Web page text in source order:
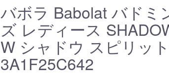
バボラ Babolat バドミ
ズ レディース
W シャドウ スピリッ
3A1F25C642